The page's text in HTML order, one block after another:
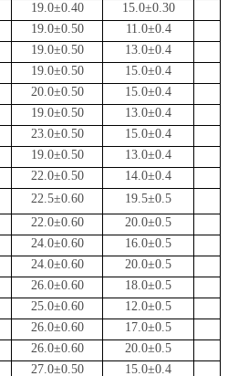
19.0±0.40
15.0±0.30
19.0±0.50
11.0±0.4
19.0±0.50
13.0±0.4
19.0±0.50
15.0±0.4
20.0±0.50
15.0±0.4
19.0±0.50
13.0±0.4
23.0±0.50
15.0±0.4
19.0±0.50
13.0±0.4
22.0±0.50
14.0±0.4
22.5±0.60
19.5±0.5
22.0±0.60
20.0±0.5
24.0±0.60
16.0±0.5
24.0±0.60
20.0±0.5
26.0±0.60
18.0±0.5
25.0±0.60
12.0±0.5
26.0±0.60
17.0±0.5
26.0±0.60
20.0±0.5
27.0±0.50
15.0±0.4